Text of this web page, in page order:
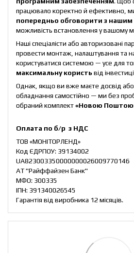
працювало коректно й ефективно,
попередньо обговорити з
можливість встановлення у вашому
Наші спеціалісти або авторизовані
провести монтаж, налаштування та
користуватися системою — усе для
максимальну користь від
Однак, якщо ви вже маєте досвід
обладнання самостійно — ми без
обраний комплект«Новою Поштою»
Оплата по б/р з НДС
ТОВ «МОНІТОРЛЕНД»
Код ЄДРПОУ: 39134002
UA823003350000000026009770146
АТ "Райффайзен Банк"
МФО: 300335
ІПН: 391340026545
Гарантія від виробника 12 місяців.